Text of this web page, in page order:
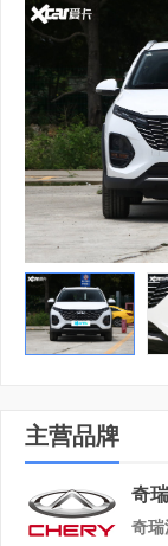
主营品牌
奇瑞
奇瑞